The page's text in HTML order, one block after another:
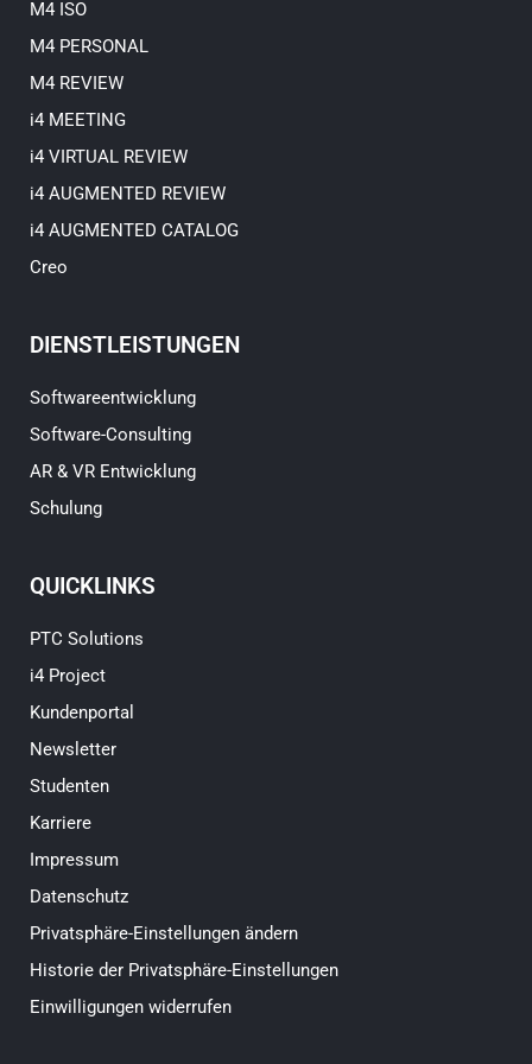
M4 ISO
M4 PERSONAL
M4 REVIEW
i4 MEETING
i4 VIRTUAL REVIEW
i4 AUGMENTED REVIEW
i4 AUGMENTED CATALOG
Creo
DIENSTLEISTUNGEN
Softwareentwicklung
Software-Consulting
AR & VR Entwicklung
Schulung
QUICKLINKS
PTC Solutions
i4 Project
Kundenportal
Newsletter
Studenten
Karriere
Impressum
Datenschutz
Privatsphäre-Einstellungen ändern
Historie der Privatsphäre-Einstellungen
Einwilligungen widerrufen